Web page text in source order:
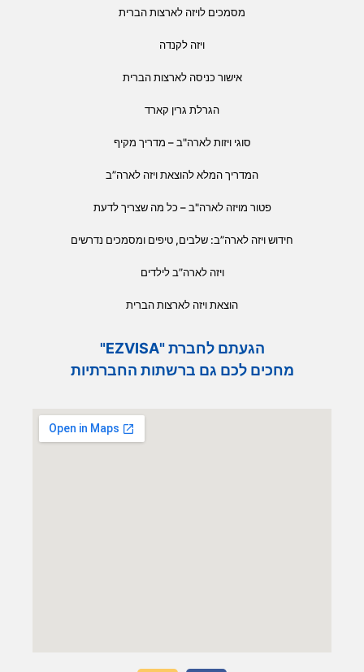
מסמכים לויזה לארצות הברית
ויזה לקנדה
אישור כניסה לארצות הברית
הגרלת גרין קארד
סוגי ויזות לארה"ב – מדריך מקיף
המדריך המלא להוצאת ויזה לארה”ב
פטור מויזה לארה"ב – כל מה שצריך לדעת
חידוש ויזה לארה”ב: שלבים, טיפים ומסמכים נדרשים
ויזה לארה”ב לילדים
הוצאת ויזה לארצות הברית
הגעתם לחברת "EZVISA"
מחכים לכם גם ברשתות החברתיות